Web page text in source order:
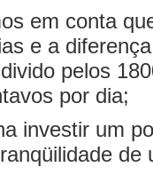
em conta
e a
pelos
por dia;
investir um
de